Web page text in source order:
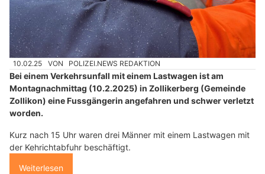
10.02.25 VON POLIZEI.NEWS REDAKTION
Bei einem Verkehrsunfall mit einem Lastwagen ist am
Montagnachmittag (10.2.2025) in Zollikerberg (Gemeinde
Zollikon) eine Fussgängerin angefahren und schwer verletzt
worden.
Kurz nach 15 Uhr waren drei Männer mit einem Lastwagen mit
der Kehrichtabfuhr beschäftigt.
Weiterlesen